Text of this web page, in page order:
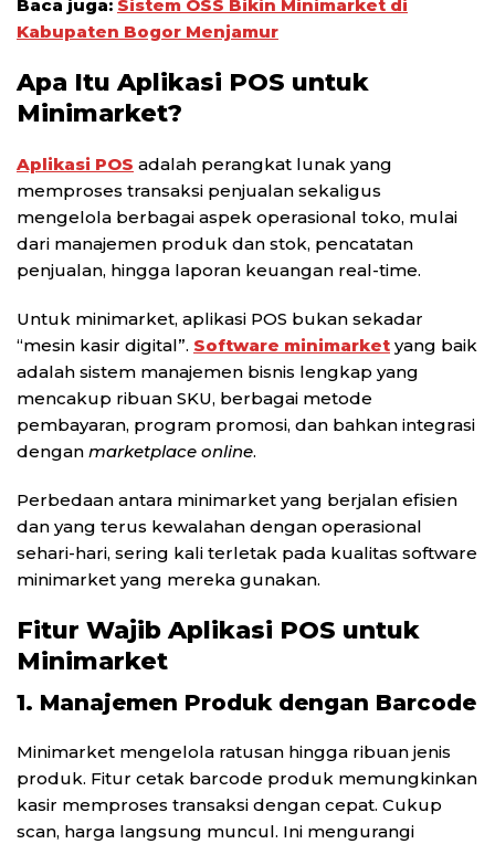
Baca juga: Sistem OSS Bikin Minimarket di
Kabupaten Bogor Menjamur
Apa Itu Aplikasi POS untuk
Minimarket?
Aplikasi POS adalah perangkat lunak yang
memproses transaksi penjualan sekaligus
mengelola berbagai aspek operasional toko, mulai
dari manajemen produk dan stok, pencatatan
penjualan, hingga laporan keuangan real-time.
Untuk minimarket, aplikasi POS bukan sekadar
“mesin kasir digital”. Software minimarket yang baik
adalah sistem manajemen bisnis lengkap yang
mencakup ribuan SKU, berbagai metode
pembayaran, program promosi, dan bahkan integrasi
dengan marketplace online.
Perbedaan antara minimarket yang berjalan efisien
dan yang terus kewalahan dengan operasional
sehari-hari, sering kali terletak pada kualitas software
minimarket yang mereka gunakan.
Fitur Wajib Aplikasi POS untuk
Minimarket
1. Manajemen Produk dengan Barcode
Minimarket mengelola ratusan hingga ribuan jenis
produk. Fitur cetak barcode produk memungkinkan
kasir memproses transaksi dengan cepat. Cukup
scan, harga langsung muncul. Ini mengurangi